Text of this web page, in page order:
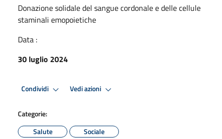
Donazione solidale del sangue cordonale e delle cellule
staminali emopoietiche
Data :
30 luglio 2024
Condividi Vedi azioni
Categorie:
Salute
Sociale